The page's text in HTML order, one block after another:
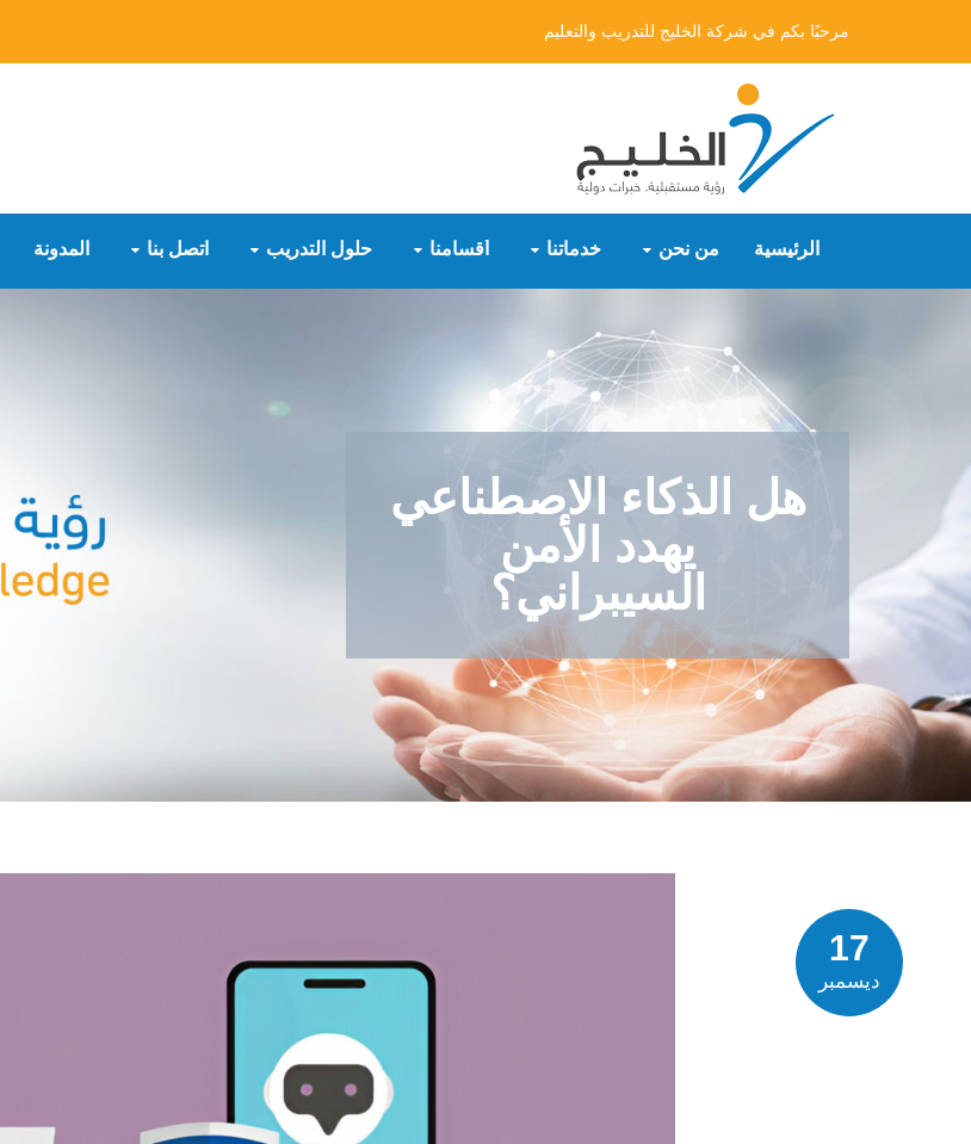
مرحبًا بكم في شركة الخليج للتدريب والتعليم
الرئيسية من نحن خدماتنا أقسامنا حلول التدريب اتصل بنا المدونة
هل الذكاء الاصطناعي
يهدد الأمن
السيبراني؟
17
ديسمبر